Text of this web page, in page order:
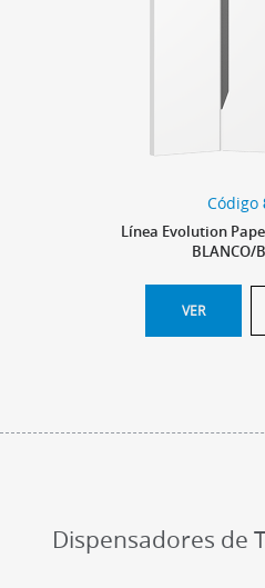
Código
Línea Evolution
BLANCO/
VER
Dispensadores de